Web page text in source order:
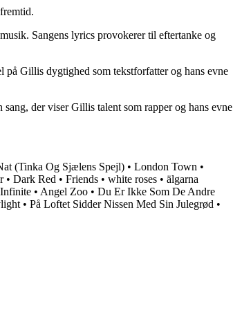
Sangens lyrics provokerer til eftertanke og
på Gillis dygtighed som tekstforfatter og hans evne
der viser Gillis talent som rapper og hans evne
(Tinka Og Sjælens Spejl) • London Town •
• Dark Red • Friends • ​white roses • älgarna
Infinite • Angel Zoo • Du Er Ikke Som De Andre
• På Loftet Sidder Nissen Med Sin Julegrød •